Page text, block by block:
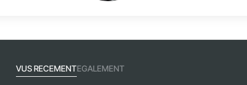
VUS RECEMENTEGALEMENT